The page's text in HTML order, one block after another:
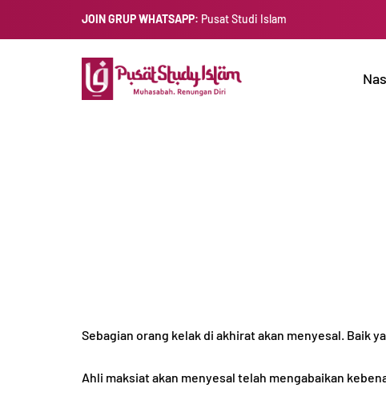
JOIN GRUP WHATSAPP: Pusat Studi Islam
Sebagian orang kelak di akhirat akan menyesal. Baik
Ahli maksiat akan menyesal telah mengabaikan